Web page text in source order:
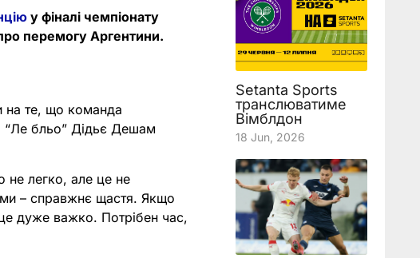
у фіналі чемпіонату
перемогу Аргентини.
на те, що команда
“Ле бльо” Дідьє Дешам
не легко, але це не
– справжнє щастя. Якщо
дуже важко. Потрібен час,
Setanta Sports
транслюватиме
Вімблдон
18 Jun, 2026